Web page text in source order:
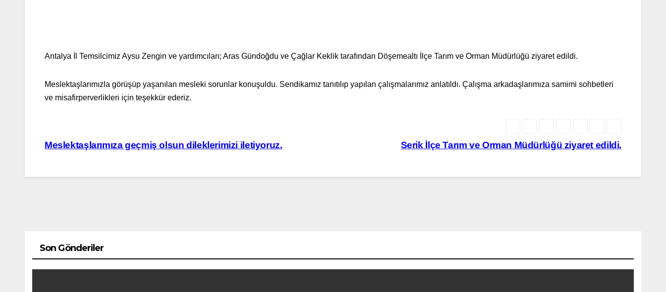
Antalya İl Temsilcimiz Aysu Zengin ve yardımcıları; Aras Gündoğdu ve Çağlar Keklik tarafından Döşemealtı İlçe Tarım ve Orman Müdürlüğü ziyaret edildi.
Meslektaşlarımızla görüşüp yaşanılan mesleki sorunlar konuşuldu. Sendikamız tanıtılıp yapılan çalışmalarımız anlatıldı. Çalışma arkadaşlarımıza samimi sohbetleri
ve misafirperverlikleri için teşekkür ederiz.
Yazı
Serik İlçe Tarım ve Orman Müdürlüğü ziyaret edildi.
Meslektaşlarımıza geçmiş olsun dileklerimizi iletiyoruz.
Son Gönderiler